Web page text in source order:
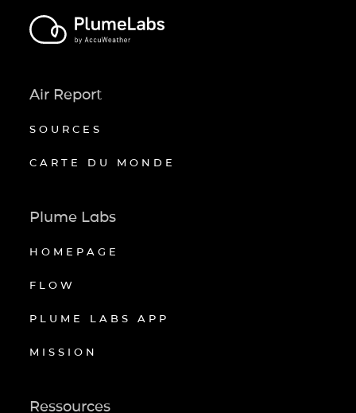
Air Report
SOURCES
CARTE DU MONDE
Plume Labs
HOMEPAGE
FLOW
PLUME LABS APP
MISSION
Ressources